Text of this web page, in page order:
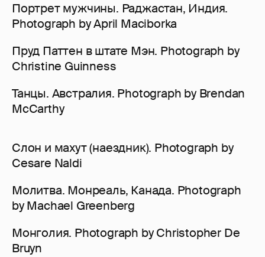
Портрет мужчины. Раджастан, Индия.
Photograph by April Maciborka
Пруд Паттен в штате Мэн. Photograph by
Christine Guinness
Танцы. Австралия. Photograph by Brendan
McCarthy
Слон и махут (наездник). Photograph by
Cesare Naldi
Молитва. Монреаль, Канада. Photograph
by Machael Greenberg
Монголия. Photograph by Christopher De
Bruyn